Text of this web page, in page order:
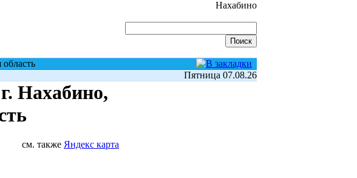
Нахабино
Пятница 07.08.26
Нахабино,
см. также Яндекс карта